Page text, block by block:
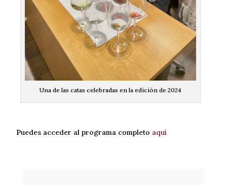
Una de las catas celebradas en la edición de 2024
Puedes acceder al programa completo aquí